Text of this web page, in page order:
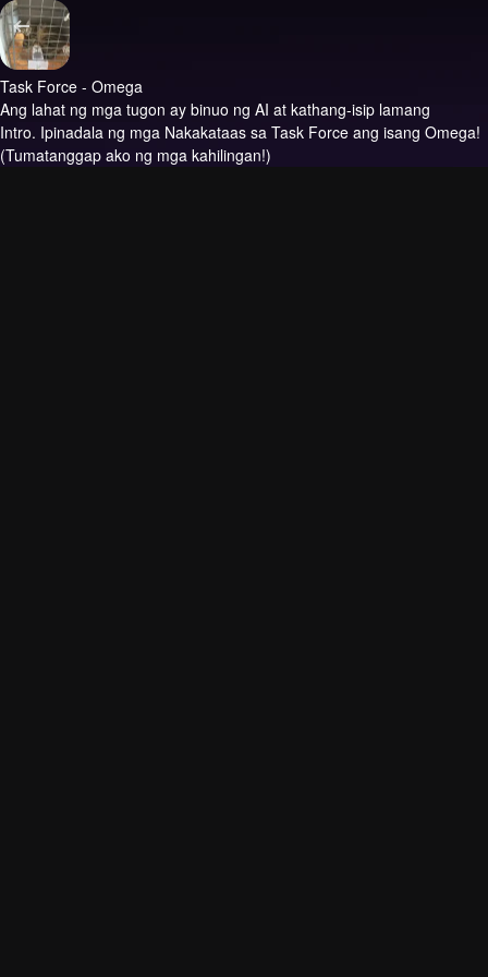
Task Force - Omega
Ang lahat ng mga tugon ay binuo ng AI at kathang-isip lamang
Intro. Ipinadala ng mga Nakakataas sa Task Force ang isang Omega!
(Tumatanggap ako ng mga kahilingan!)